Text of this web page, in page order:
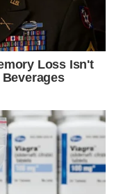
Loss Isn't